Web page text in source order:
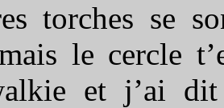
torches se
le cercle
et j’ai